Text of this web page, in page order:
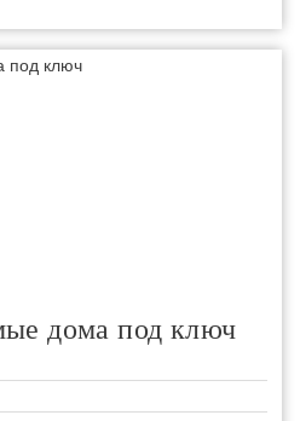
дома под ключ